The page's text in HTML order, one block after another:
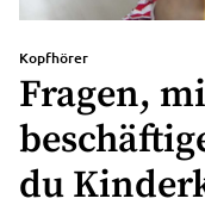
Kopfhörer
Fragen,
du